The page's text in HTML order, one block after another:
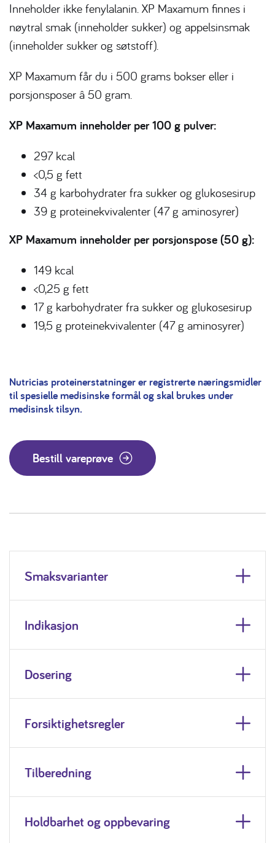
Inneholder ikke fenylalanin. XP Maxamum finnes i
nøytral smak (inneholder sukker) og appelsinsmak
(inneholder sukker og søtstoff).
XP Maxamum får du i 500 grams bokser eller i
porsjonsposer â 50 gram.
XP Maxamum inneholder per 100 g pulver:
297 kcal
<0,5 g fett
34 g karbohydrater fra sukker og glukosesirup
39 g proteinekvivalenter (47 g aminosyrer)
XP Maxamum inneholder per porsjonspose (50 g):
149 kcal
<0,25 g fett
17 g karbohydrater fra sukker og glukosesirup
19,5 g proteinekvivalenter (47 g aminosyrer)
Nutricias proteinerstatninger er registrerte næringsmidler
til spesielle medisinske formål og skal brukes under
medisinsk tilsyn.
Bestill vareprøve
Smaksvarianter
Indikasjon
Dosering
Forsiktighetsregler
Tilberedning
Holdbarhet og oppbevaring